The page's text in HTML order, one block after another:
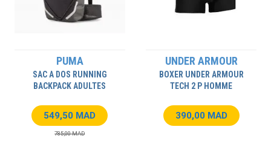
PUMA
SAC A DOS RUNNING
BACKPACK ADULTES
549,50 MAD
785,00 MAD
UNDER ARMOUR
BOXER UNDER ARMOUR
TECH 2 P HOMME
390,00 MAD